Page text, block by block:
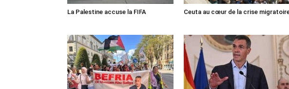
La Palestine accuse la FIFA Ceuta au cœur de la crise